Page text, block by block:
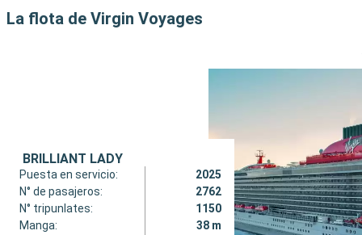
La flota de Virgin Voyages
BRILLIANT LADY
Puesta en servicio:
2025
N° de pasajeros:
2762
N° tripunlates:
1150
Manga:
38 m